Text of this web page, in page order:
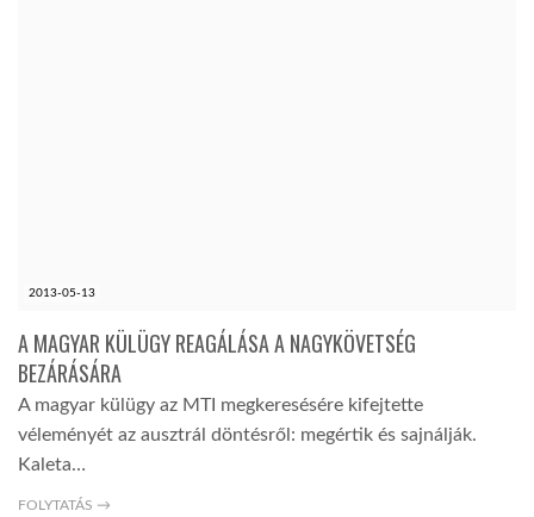
2013-05-13
A MAGYAR KÜLÜGY REAGÁLÁSA A NAGYKÖVETSÉG
BEZÁRÁSÁRA
A magyar külügy az MTI megkeresésére kifejtette
véleményét az ausztrál döntésről: megértik és sajnálják.
Kaleta…
FOLYTATÁS →